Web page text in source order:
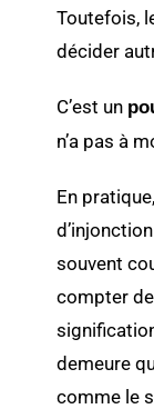
Toutefois,
décider
C’est un
n’a pas à
En
souvent
compter de
demeure
comme le